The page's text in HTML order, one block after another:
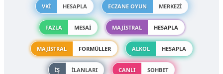
VKİ HESAPLA ECZANE OYUN MERKEZİ
FAZLA MESAİ MAJİSTRAL HESAPLA
MAJİSTRAL FORMÜLLER ALKOL HESAPLA
İŞ İLANLARI CANLI SOHBET